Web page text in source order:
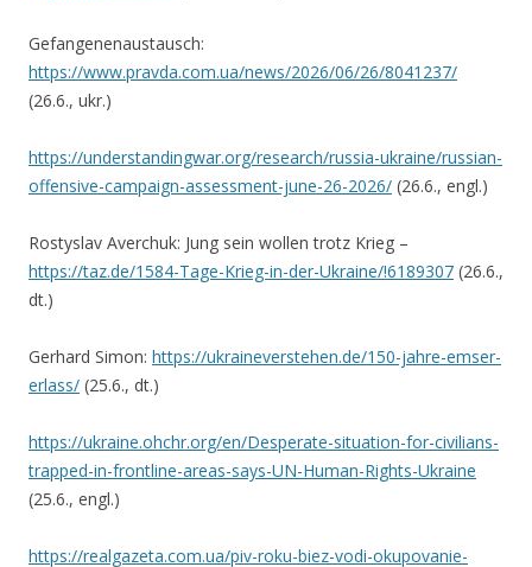
Gefangenenaustausch:
https://www.pravda.com.ua/news/2026/06/26/8041237/
(26.6., ukr.)
https://understandingwar.org/research/russia-ukraine/russian-
offensive-campaign-assessment-june-26-2026/ (26.6., engl.)
Rostyslav Averchuk: Jung sein wollen trotz Krieg –
https://taz.de/1584-Tage-Krieg-in-der-Ukraine/!6189307 (26.6.,
dt.)
Gerhard Simon: https://ukraineverstehen.de/150-jahre-emser-
erlass/ (25.6., dt.)
https://ukraine.ohchr.org/en/Desperate-situation-for-civilians-
trapped-in-frontline-areas-says-UN-Human-Rights-Ukraine
(25.6., engl.)
https://realgazeta.com.ua/piv-roku-biez-vodi-okupovanie-